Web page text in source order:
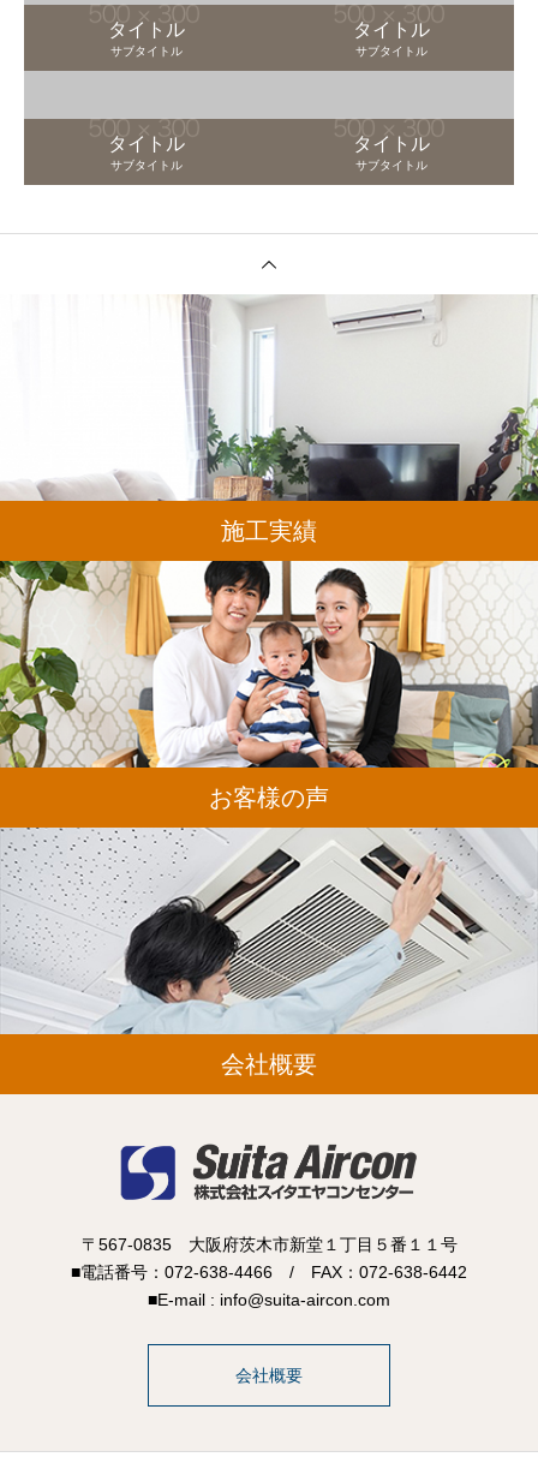
タイトル
サブタイトル
タイトル
サブタイトル
タイトル
サブタイトル
タイトル
サブタイトル
施工実績
お客様の声
会社概要
〒567-0835 大阪府茨木市新堂１丁目５番１１号
■電話番号：072-638-4466 / FAX：072-638-6442
■E-mail : info@suita-aircon.com
会社概要